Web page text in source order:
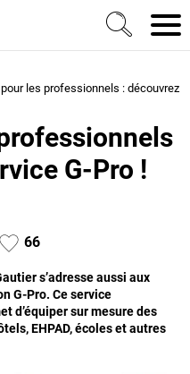
rénovation &
les professionnels : découvrez
G-Pro !
66
s’adresse aussi aux
G-Pro. Ce service
d’équiper sur mesure des
EHPAD, écoles et autres